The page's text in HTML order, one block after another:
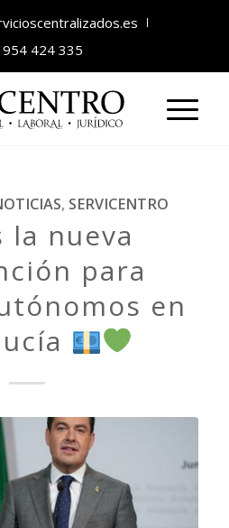
954 424 335
, SERVICENTRO
la nueva
para
en